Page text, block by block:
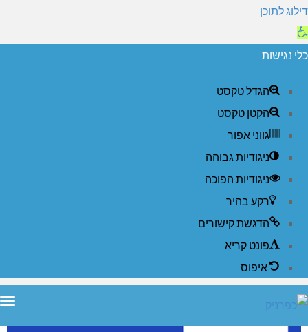
דילוג לתוכן
פתח
סרגל
כלי נגישות
הגדל טקסט
הקטן טקסט
גווני אפור
ניגודיות גבוהה
ניגודיות הפוכה
רקע בהיר
הדגשת קישורים
פונט קריא
איפוס